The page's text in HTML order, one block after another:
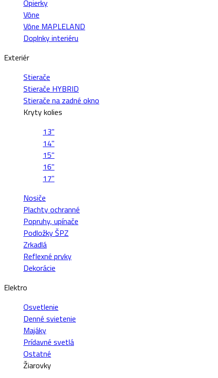
Opierky
Vône
Vône MAPLELAND
Doplnky interiéru
Exteriér
Stierače
Stierače HYBRID
Stierače na zadné okno
Kryty kolies
13"
14"
15"
16"
17"
Nosiče
Plachty ochranné
Popruhy, upínače
Podložky ŠPZ
Zrkadlá
Reflexné prvky
Dekorácie
Elektro
Osvetlenie
Denné svietenie
Majáky
Prídavné svetlá
Ostatné
Žiarovky